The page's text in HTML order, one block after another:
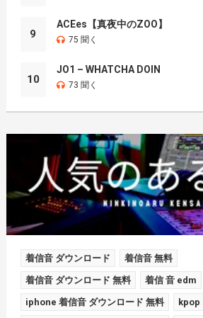
9
ACEes【真夜中のZOO】
75 聞く
10
JO1 – WHATCHA DOIN
73 聞く
着信音 ダウンロード 着信音 無料
着信音 ダウンロード 無料 着信 音 edm
iphone 着信音 ダウンロード 無料 kpop